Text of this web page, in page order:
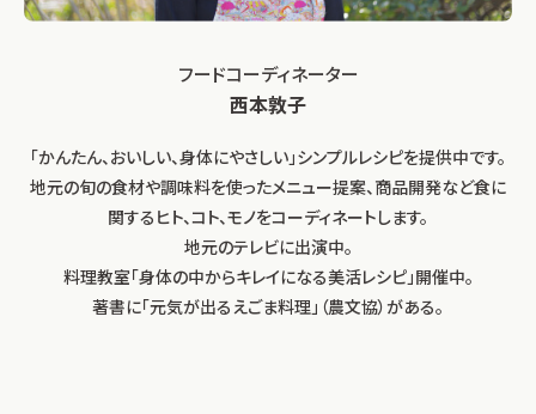
フードコーディネーター
西本敦子
「かんたん、おいしい、身体にやさしい」シンプルレシピを提供中です。
地元の旬の食材や調味料を使ったメニュー提案、商品開発など食に
関するヒト、コト、モノをコーディネートします。
地元のテレビに出演中。
料理教室「身体の中からキレイになる美活レシピ」開催中。
著書に「元気が出るえごま料理」（農文協）がある。